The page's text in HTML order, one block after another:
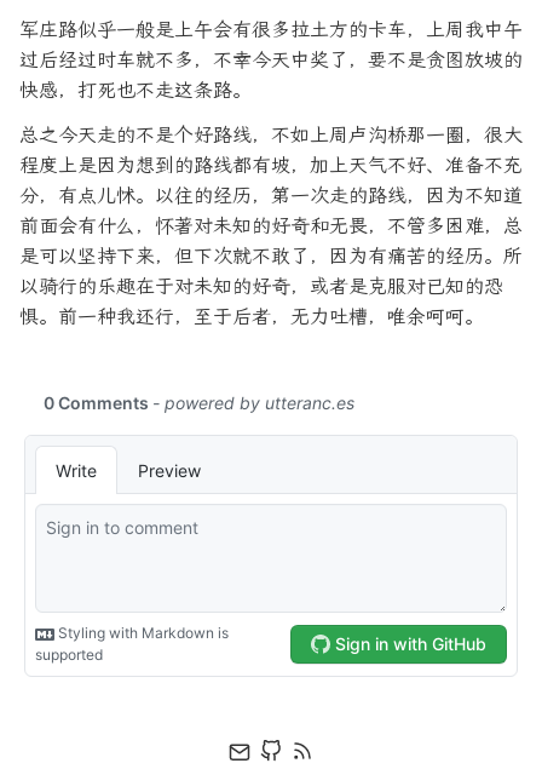
军庄路似乎一般是上午会有很多拉土方的卡车，上周我中午
过后经过时车就不多，不幸今天中奖了，要不是贪图放坡的
快感，打死也不走这条路。
总之今天走的不是个好路线，不如上周卢沟桥那一圈，很大
程度上是因为想到的路线都有坡，加上天气不好、准备不充
分，有点儿怵。以往的经历，第一次走的路线，因为不知道
前面会有什么，怀著对未知的好奇和无畏，不管多困难，总
是可以坚持下来，但下次就不敢了，因为有痛苦的经历。所
以骑行的乐趣在于对未知的好奇，或者是克服对已知的恐
惧。前一种我还行，至于后者，无力吐槽，唯余呵呵。